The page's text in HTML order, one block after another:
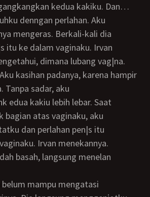
kedua kakiku. Dan…
denngan perlahan. Aku
mengeras. Berkali-kali dia
itu ke dalam vaginaku. Irvan
dimana lubang vag|na.
Tanpa sadar, aku
edua kakiu lebih lebar. Saat
bagian atas vaginaku, aku
dan perlahan pen|s itu
Irvan menekannya.
basah, langsung menelan